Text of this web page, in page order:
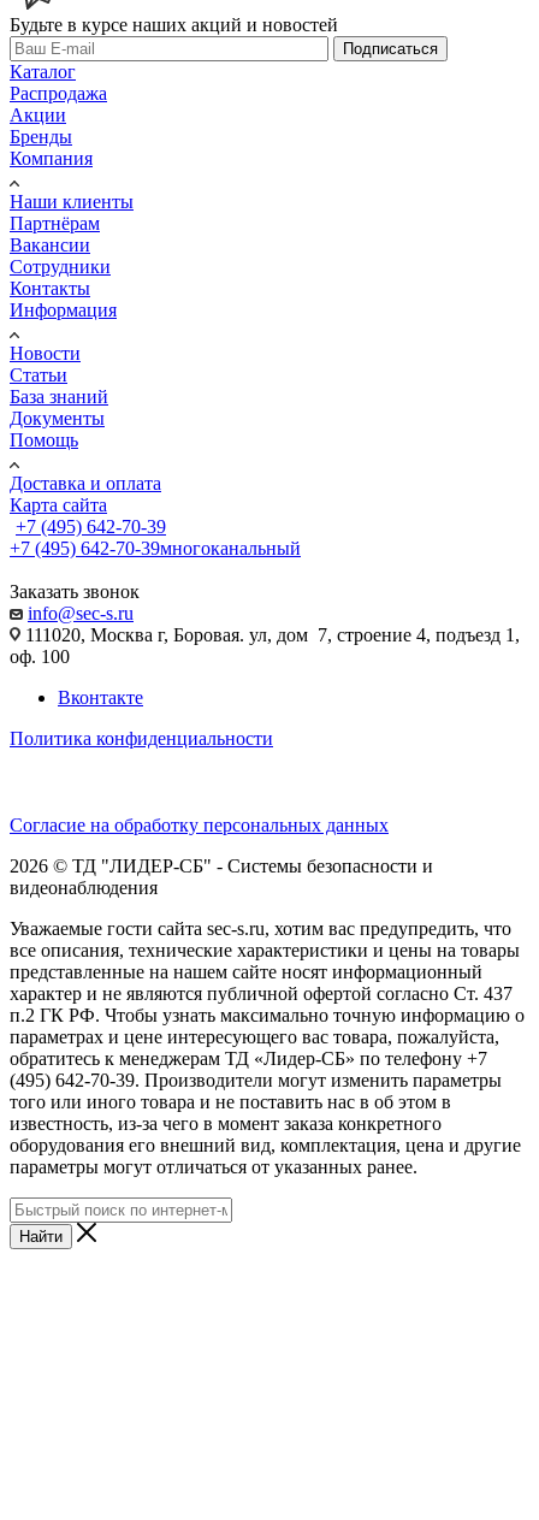
Будьте в курсе наших акций и новостей
Подписаться
Каталог
Распродажа
Акции
Бренды
Компания
Наши клиенты
Партнёрам
Вакансии
Сотрудники
Контакты
Информация
Новости
Статьи
База знаний
Документы
Помощь
Доставка и оплата
Карта сайта
+7 (495) 642-70-39
+7 (495) 642-70-39многоканальный
Заказать звонок
info@sec-s.ru
111020, Москва г, Боровая. ул, дом 7, строение 4, подъезд 1,
оф. 100
Вконтакте
Политика конфиденциальности
Согласие на обработку персональных данных
2026 © ТД "ЛИДЕР-СБ" - Системы безопасности и
видеонаблюдения
Уважаемые гости сайта sec-s.ru, хотим вас предупредить, что
все описания, технические характеристики и цены на товары
представленные на нашем сайте носят информационный
характер и не являются публичной офертой согласно Ст. 437
п.2 ГК РФ. Чтобы узнать максимально точную информацию о
параметрах и цене интересующего вас товара, пожалуйста,
обратитесь к менеджерам ТД «Лидер-СБ» по телефону +7
(495) 642-70-39. Производители могут изменить параметры
того или иного товара и не поставить нас в об этом в
известность, из-за чего в момент заказа конкретного
оборудования его внешний вид, комплектация, цена и другие
параметры могут отличаться от указанных ранее.
Найти